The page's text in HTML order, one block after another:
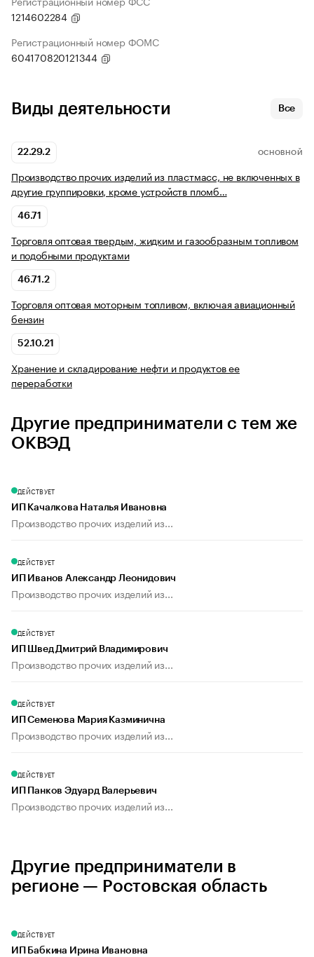
1214602284
Регистрационный номер ФОМС
604170820121344
Виды деятельности Все
22.29.2 ОСНОВНОЙ
Производство прочих изделий из пластмасс, не включенных в
другие группировки, кроме устройств пломб…
46.71
Торговля оптовая твердым, жидким и газообразным топливом
и подобными продуктами
46.71.2
Торговля оптовая моторным топливом, включая авиационный
бензин
52.10.21
Хранение и складирование нефти и продуктов ее
переработки
Другие предприниматели с тем же
ОКВЭД
ДЕЙСТВУЕТ
ИП Качалкова Наталья Ивановна
Производство прочих изделий из...
ДЕЙСТВУЕТ
ИП Иванов Александр Леонидович
Производство прочих изделий из...
ДЕЙСТВУЕТ
ИП Швед Дмитрий Владимирович
Производство прочих изделий из...
ДЕЙСТВУЕТ
ИП Семенова Мария Казминична
Производство прочих изделий из...
ДЕЙСТВУЕТ
ИП Панков Эдуард Валерьевич
Производство прочих изделий из...
Другие предприниматели в
регионе — Ростовская область
ДЕЙСТВУЕТ
ИП Бабкина Ирина Ивановна